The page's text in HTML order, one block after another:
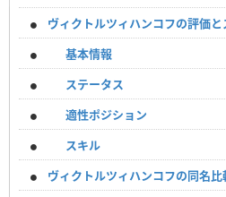
ヴィクトルツィハンコフの評価と
基本情報
ステータス
適性ポジション
スキル
ヴィクトルツィハンコフの同名比